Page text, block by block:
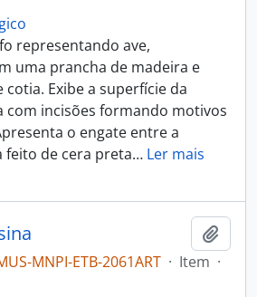
representando ave,
uma prancha de madeira e
Exibe a superfície da
com incisões formando motivos
o engate entre a
feito de cera preta… Ler mais
MNPI-ETB-2061ART · Item ·